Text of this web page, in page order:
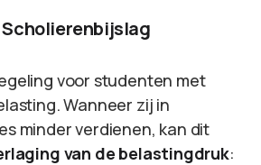
voor studenten met
Wanneer zij in
minder verdienen, kan dit
van de belastingdruk: